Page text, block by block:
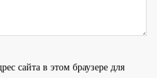
сайта в этом браузере для